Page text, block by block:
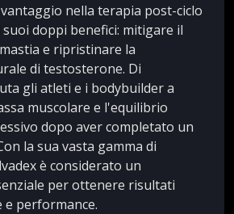
nella terapia post-ciclo
suoi doppi benefici: mitigare il
e ripristinare la
di testosterone. Di
gli atleti e i bodybuilder a
muscolare e l'equilibrio
dopo aver completato un
la sua vasta gamma di
è considerato un
per ottenere risultati
performance.